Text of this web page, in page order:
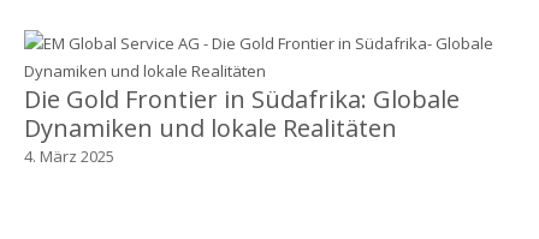
Die Gold Frontier in Südafrika: Globale
Dynamiken und lokale Realitäten
4. März 2025